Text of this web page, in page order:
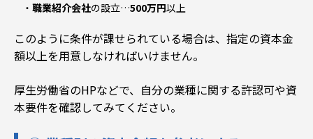
職業紹介会社の設立…500万円以上
このように条件が課せられている場合は、指定の資本金
額以上を用意しなければいけません。
厚生労働省のHPなどで、自分の業種に関する許認可や資
本要件を確認してみてください。